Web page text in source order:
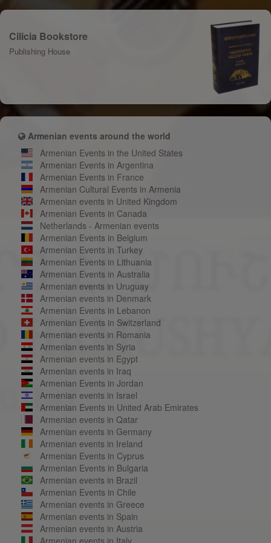
Cilicia Bookstore
Publishing House
Armenian events around the world
Armenian Events in the United States
Armenian Events in Argentina
Armenian Events in France
Armenian Cultural Events in Armenia
Armenian events in United Kingdom
Armenian Events in Canada
Netherlands - Armenian events
Armenian Events in Belgium
Armenian Events in Turkey
Armenian Events in Lithuania
Armenian Events in Australia
Armenian events in Uruguay
Armenian events in Denmark
Armenian Events in Lebanon
Armenian Events in Switzerland
Armenian events in Romania
Armenian events in Syria
Armenian events in Egypt
Armenian events in Iraq
Armenian Events in Jordan
Armenian events in Israel
Armenian Events in United Arab Emirates
Armenian events in Qatar
Armenian events in Germany
Armenian events in Ireland
Armenian Events in Cyprus
Armenian Events in Bulgaria
Armenian events in Brazil
Armenian Events in Chile
Armenian events in Greece
Armenian events in Spain
Armenian events in Austria
Armenian events in Italy